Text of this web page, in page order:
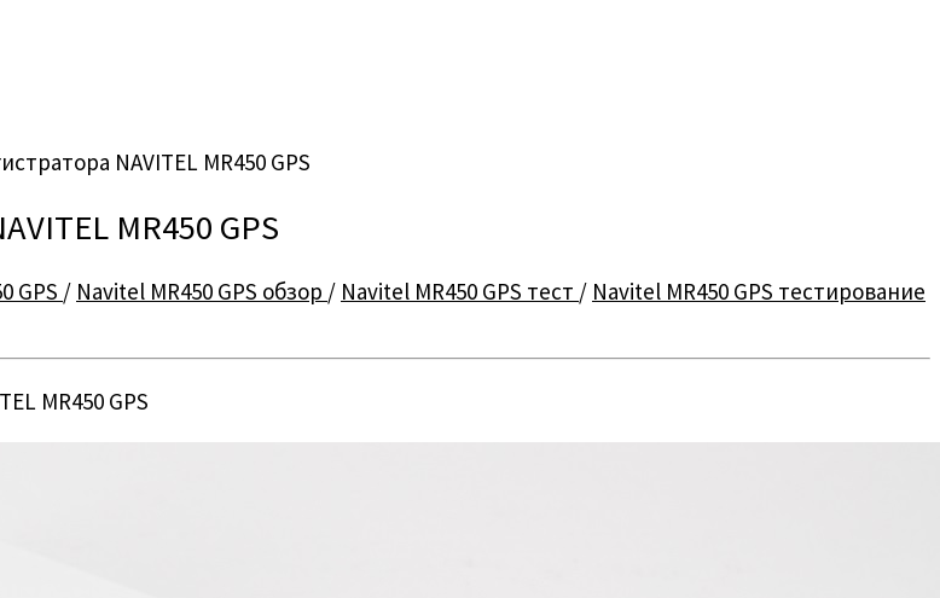
NAVITEL MR450 GPS
MR450 GPS
GPS / Navitel MR450 GPS обзор / Navitel MR450 GPS тест / Navitel MR450 GPS тестирование
MR450 GPS